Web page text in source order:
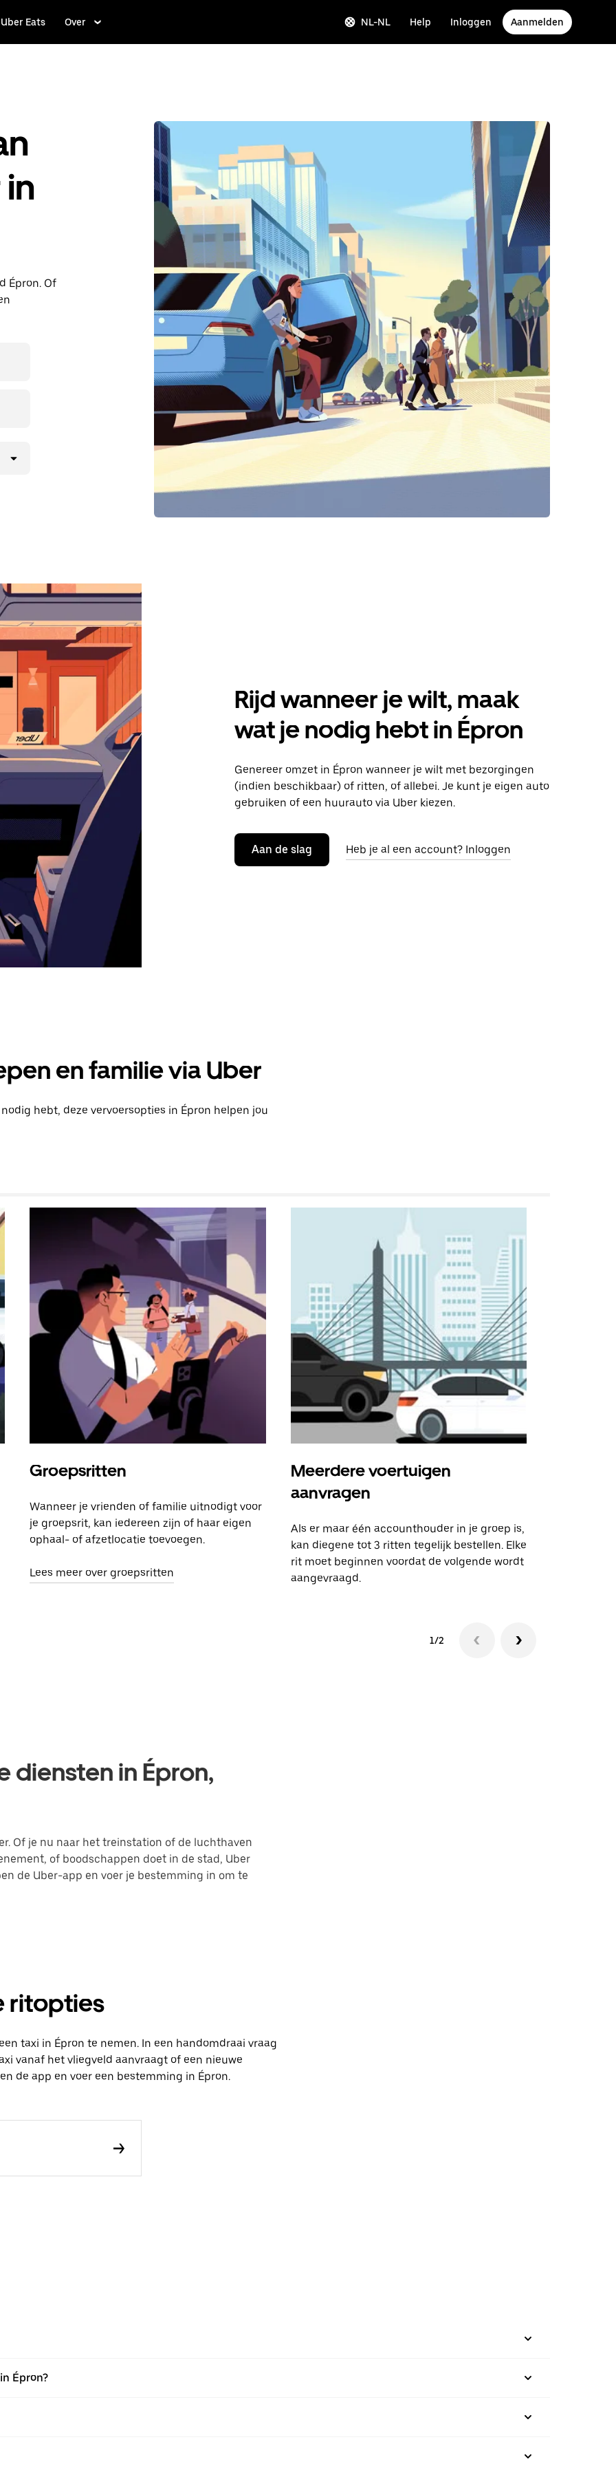
Uber Eats Over NL-NL Help Inloggen Aanmelden
Épron. Of
Rijd wanneer je wilt, maak
wat je nodig hebt in Épron
Genereer omzet in Épron wanneer je wilt met bezorgingen
(indien beschikbaar) of ritten, of allebei. Je kunt je eigen auto
gebruiken of een huurauto via Uber kiezen.
Aan de slag Heb je al een account? Inloggen
en familie via Uber
hebt, deze vervoersopties in Épron helpen jou
Groepsritten
Wanneer je vrienden of familie uitnodigt voor
je groepsrit, kan iedereen zijn of haar eigen
ophaal- of afzetlocatie toevoegen.
Lees meer over groepsritten
Meerdere voertuigen
aanvragen
Als er maar één accounthouder in je groep is,
kan diegene tot 3 ritten tegelijk bestellen. Elke
rit moet beginnen voordat de volgende wordt
aangevraagd.
1/2
diensten in Épron,
Of je nu naar het treinstation of de luchthaven
of boodschappen doet in de stad, Uber
de Uber-app en voer je bestemming in om te
ritopties
taxi in Épron te nemen. In een handomdraai vraag
vanaf het vliegveld aanvraagt of een nieuwe
de app en voer een bestemming in Épron.
Épron?